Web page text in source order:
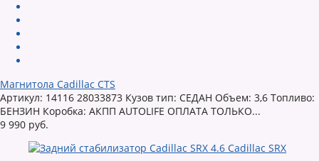
Магнитола Cadillac CTS
Артикул: 14116 28033873 Кузов тип: СЕДАН Объем: 3,6 Топливо:
БЕНЗИН Коробка: АКПП AUTOLIFE ОПЛАТА ТОЛЬКО...
9 990 руб.